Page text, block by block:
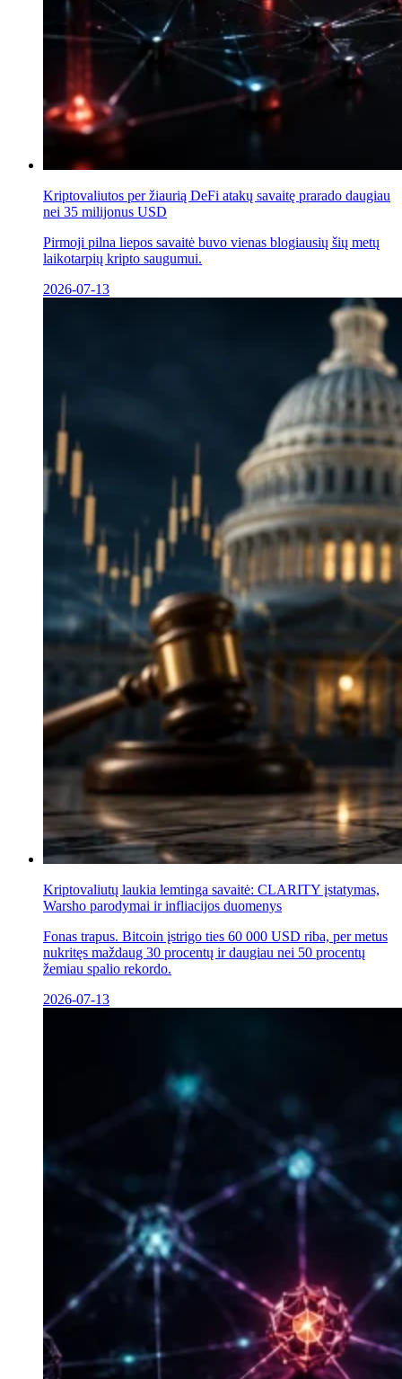
Kriptovaliutos per žiaurią DeFi atakų savaitę prarado daugiau
nei 35 milijonus USD
Pirmoji pilna liepos savaitė buvo vienas blogiausių šių metų
laikotarpių kripto saugumui.
2026-07-13
Kriptovaliutų laukia lemtinga savaitė: CLARITY įstatymas,
Warsho parodymai ir infliacijos duomenys
Fonas trapus. Bitcoin įstrigo ties 60 000 USD riba, per metus
nukritęs maždaug 30 procentų ir daugiau nei 50 procentų
žemiau spalio rekordo.
2026-07-13